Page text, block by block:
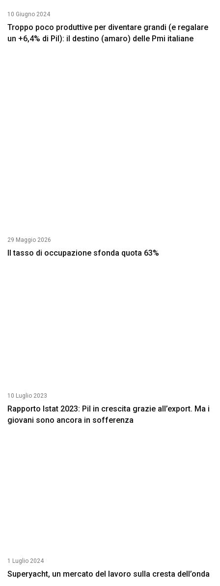
10 Giugno 2024
Troppo poco produttive per diventare grandi (e regalare
un +6,4% di Pil): il destino (amaro) delle Pmi italiane
29 Maggio 2026
Il tasso di occupazione sfonda quota 63%
10 Luglio 2023
Rapporto Istat 2023: Pil in crescita grazie all’export. Ma i
giovani sono ancora in sofferenza
1 Luglio 2024
Superyacht, un mercato del lavoro sulla cresta dell’onda